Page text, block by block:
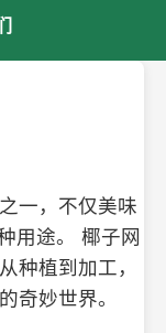
一，不仅美味
用途。 椰子网
种植到加工，
奇妙世界。